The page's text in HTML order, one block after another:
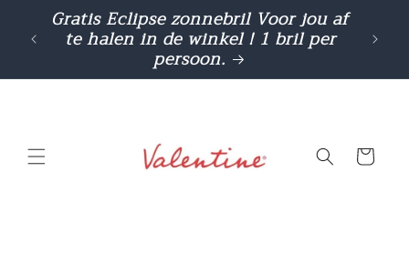
naar de
content
Gratis Eclipse zonnebril Voor jou af
te halen in de winkel ! 1 bril per
persoon.